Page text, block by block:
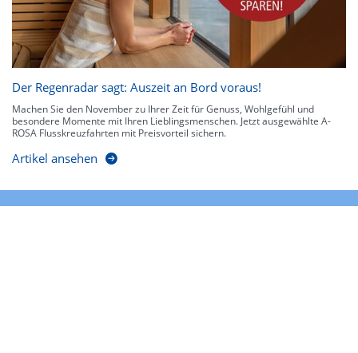
Der Regenradar sagt: Auszeit an Bord voraus!
Machen Sie den November zu Ihrer Zeit für Genuss, Wohlgefühl und
besondere Momente mit Ihren Lieblingsmenschen. Jetzt ausgewählte A-
ROSA Flusskreuzfahrten mit Preisvorteil sichern.
Artikel ansehen